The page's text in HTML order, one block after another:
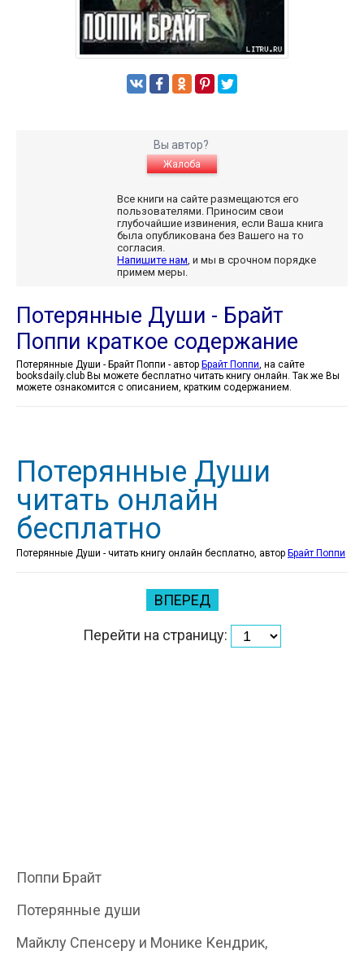
Вы автор?
Жалоба
Все книги на сайте размещаются его
пользователями. Приносим свои
глубочайшие извинения, если Ваша книга
была опубликована без Вашего на то
согласия.
Напишите нам , и мы в срочном порядке
примем меры.
Потерянные Души - Брайт
Поппи краткое содержание
Потерянные Души - Брайт Поппи - автор Брайт Поппи , на сайте
booksdaily.club Вы можете бесплатно читать книгу онлайн. Так же Вы
можете ознакомится с описанием, кратким содержанием.
Потерянные Души
читать онлайн
бесплатно
Потерянные Души - читать книгу онлайн бесплатно, автор Брайт Поппи
ВПЕРЕД
Перейти на страницу:
Поппи Брайт
Потерянные души
Майклу Спенсеру и Монике Кендрик,